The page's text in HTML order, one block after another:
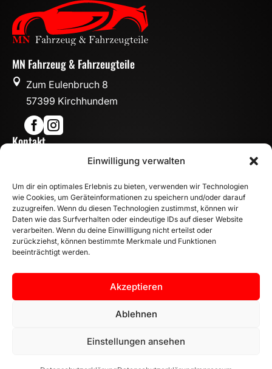
Einwilligung verwalten
Um dir ein optimales Erlebnis zu bieten, verwenden wir Technologien
wie Cookies, um Geräteinformationen zu speichern und/oder darauf
zuzugreifen. Wenn du diesen Technologien zustimmst, können wir
Daten wie das Surfverhalten oder eindeutige IDs auf dieser Website
verarbeiten. Wenn du deine Einwillligung nicht erteilst oder
zurückziehst, können bestimmte Merkmale und Funktionen
beeinträchtigt werden.
Akzeptieren
Ablehnen
Einstellungen ansehen
MN Fahrzeug & Fahrzeugteile

Zum Eulenbruch 8
57399 Kirchhundem

Kontakt
info@mn-fahrzeugteile.de
 WhatsApp
Öffnungszeiten
 Mo - Fr: 8:00 – 17:00 Uhr
Sa: 10:00 – 14:00 Uhr
INFORMATION
Zahlungsarten
Versandinformationen
Widerrufsbelehrung